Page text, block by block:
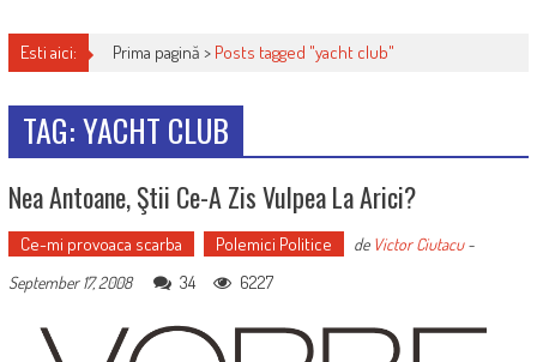
Esti aici: Prima pagină > Posts tagged "yacht club"
TAG: YACHT CLUB
Nea Antoane, Ştii Ce-A Zis Vulpea La Arici?
Ce-mi provoaca scarba Polemici Politice de Victor Ciutacu-
September 17, 2008
34 6227